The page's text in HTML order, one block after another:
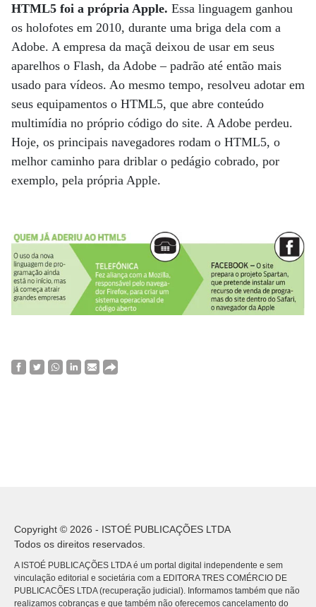
HTML5 foi a própria Apple. Essa linguagem ganhou
os holofotes em 2010, durante uma briga dela com a
Adobe. A empresa da maçã deixou de usar em seus
aparelhos o Flash, da Adobe – padrão até então mais
usado para vídeos. Ao mesmo tempo, resolveu adotar em
seus equipamentos o HTML5, que abre conteúdo
multimídia no próprio código do site. A Adobe perdeu.
Hoje, os principais navegadores rodam o HTML5, o
melhor caminho para driblar o pedágio cobrado, por
exemplo, pela própria Apple.
Copyright © 2026 - ISTOÉ PUBLICAÇÕES LTDA
Todos os direitos reservados.
A ISTOÉ PUBLICAÇÕES LTDA é um portal digital independente e sem
vinculação editorial e societária com a EDITORA TRES COMÉRCIO DE
PUBLICACÕES LTDA (recuperação judicial). Informamos também que não
realizamos cobranças e que também não oferecemos cancelamento do